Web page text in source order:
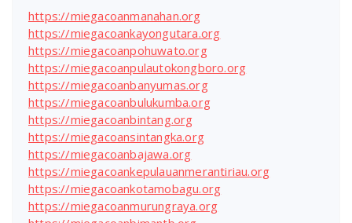
https://miegacoanmanahan.org
https://miegacoankayongutara.org
https://miegacoanpohuwato.org
https://miegacoanpulautokongboro.org
https://miegacoanbanyumas.org
https://miegacoanbulukumba.org
https://miegacoanbintang.org
https://miegacoansintangka.org
https://miegacoanbajawa.org
https://miegacoankepulauanmerantiriau.org
https://miegacoankotamobagu.org
https://miegacoanmurungraya.org